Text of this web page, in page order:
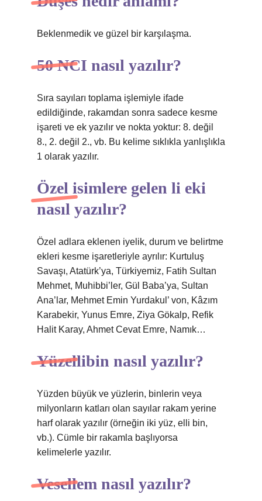
Beklenmedik ve güzel bir karşılaşma.
50 NCI nasıl yazılır?
Sıra sayıları toplama işlemiyle ifade
edildiğinde, rakamdan sonra sadece kesme
işareti ve ek yazılır ve nokta yoktur: 8. değil
8., 2. değil 2., vb. Bu kelime sıklıkla yanlışlıkla
1 olarak yazılır.
Özel isimlere gelen li eki
nasıl yazılır?
Özel adlara eklenen iyelik, durum ve belirtme
ekleri kesme işaretleriyle ayrılır: Kurtuluş
Savaşı, Atatürk’ya, Türkiyemiz, Fatih Sultan
Mehmet, Muhibbi’ler, Gül Baba’ya, Sultan
Ana’lar, Mehmet Emin Yurdakul’ von, Kâzım
Karabekir, Yunus Emre, Ziya Gökalp, Refik
Halit Karay, Ahmet Cevat Emre, Namık…
Yüzellibin nasıl yazılır?
Yüzden büyük ve yüzlerin, binlerin veya
milyonların katları olan sayılar rakam yerine
harf olarak yazılır (örneğin iki yüz, elli bin,
vb.). Cümle bir rakamla başlıyorsa
kelimelerle yazılır.
Vesellem nasıl yazılır?